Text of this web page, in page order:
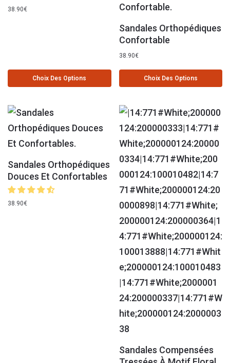
38.90€
Choix Des Options
Sandales Orthopédiques
Confortable
38.90€
Choix Des Options
Sandales Orthopédiques
Douces Et Confortables
38.90€
Sandales Compensées